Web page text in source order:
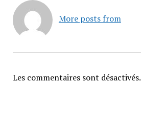
More posts from
Les commentaires sont désactivés.